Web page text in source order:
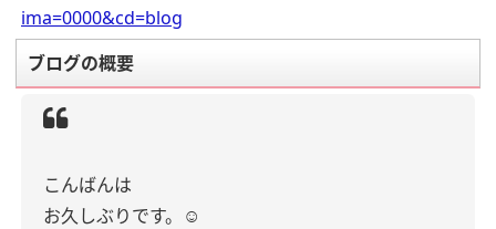
ima=0000&cd=blog
ブログの概要
こんばんは
お久しぶりです。‪‪☺︎‬